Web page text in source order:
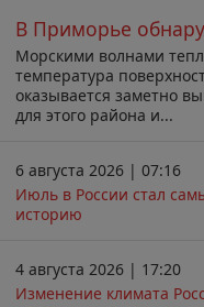
В Приморье
Морскими волнами
температура
оказывается заметно
для этого района и...
6 августа 2026 | 07:16
Июль в России стал
историю
4 августа 2026 | 17:20
Изменение климата